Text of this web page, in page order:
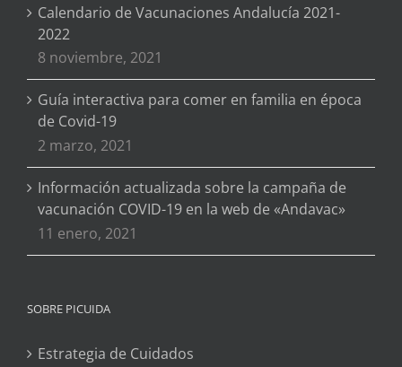
Calendario de Vacunaciones Andalucía 2021-
2022
8 noviembre, 2021
Guía interactiva para comer en familia en época
de Covid-19
2 marzo, 2021
Información actualizada sobre la campaña de
vacunación COVID-19 en la web de «Andavac»
11 enero, 2021
SOBRE PICUIDA
Estrategia de Cuidados